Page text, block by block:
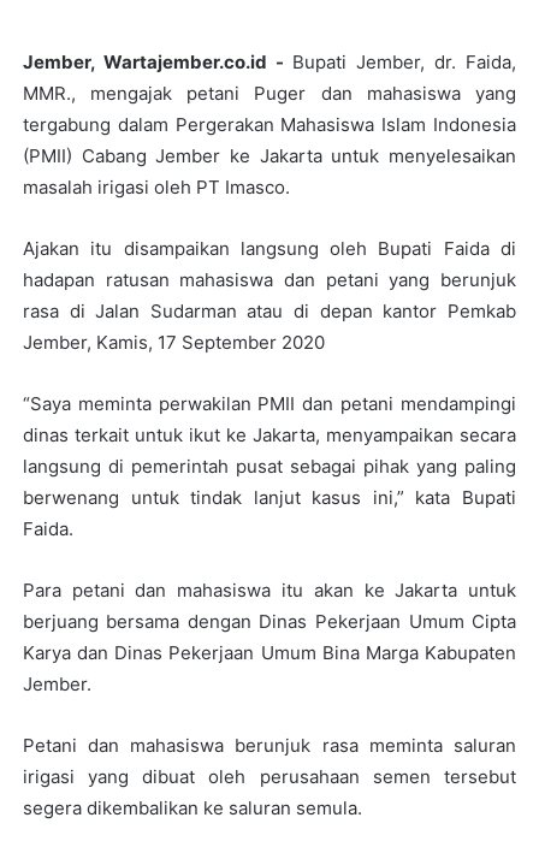
Jember, Wartajember.co.id - Bupati Jember, dr. Faida,
MMR., mengajak petani Puger dan mahasiswa yang
tergabung dalam Pergerakan Mahasiswa Islam Indonesia
(PMII) Cabang Jember ke Jakarta untuk menyelesaikan
masalah irigasi oleh PT Imasco.
Ajakan itu disampaikan langsung oleh Bupati Faida di
hadapan ratusan mahasiswa dan petani yang berunjuk
rasa di Jalan Sudarman atau di depan kantor Pemkab
Jember, Kamis, 17 September 2020
“Saya meminta perwakilan PMII dan petani mendampingi
dinas terkait untuk ikut ke Jakarta, menyampaikan secara
langsung di pemerintah pusat sebagai pihak yang paling
berwenang untuk tindak lanjut kasus ini,” kata Bupati
Faida.
Para petani dan mahasiswa itu akan ke Jakarta untuk
berjuang bersama dengan Dinas Pekerjaan Umum Cipta
Karya dan Dinas Pekerjaan Umum Bina Marga Kabupaten
Jember.
Petani dan mahasiswa berunjuk rasa meminta saluran
irigasi yang dibuat oleh perusahaan semen tersebut
segera dikembalikan ke saluran semula.